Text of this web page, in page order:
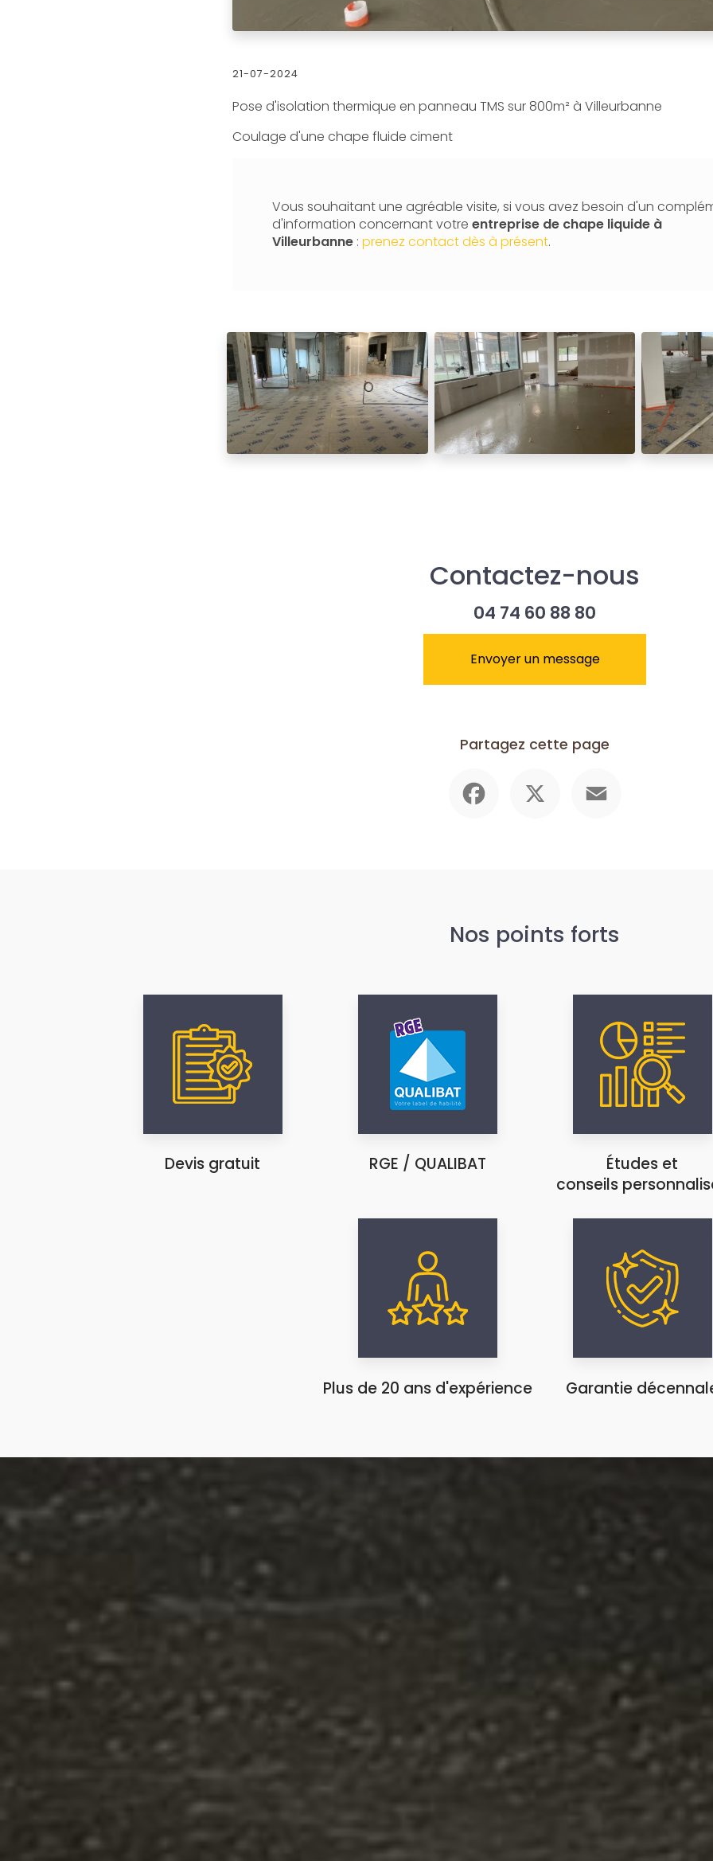
21-07-2024
Pose d'isolation thermique en panneau TMS sur 800m² à Villeurbanne
Coulage d'une chape fluide ciment
Vous souhaitant une agréable visite, si vous avez besoin d'un
d'information concernant votre entreprise de chape liquide à
Villeurbanne : prenez contact dès à présent.
Contactez-nous
04 74 60 88 80
Envoyer un message
Partagez cette page
Nos points forts
Devis gratuit RGE / QUALIBAT
Études et
conseils
Plus de 20 ans d'expérience Garantie